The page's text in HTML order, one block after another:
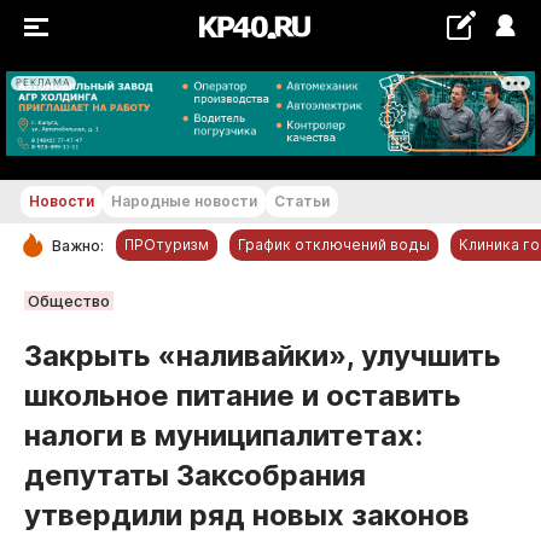
РЕКЛАМА
+20...+21 °С
РУБРИКИ
Новости компаний
Статьи
Народные новости
Авто и транспорт
Благоустройство
Новости Народные новости Статьи
Важно: ПРОтуризм График отключений воды Клиника
Общество
Закрыть «наливайки», улучшить
школьное питание и оставить
налоги в муниципалитетах:
депутаты Заксобрания
утвердили ряд новых законов